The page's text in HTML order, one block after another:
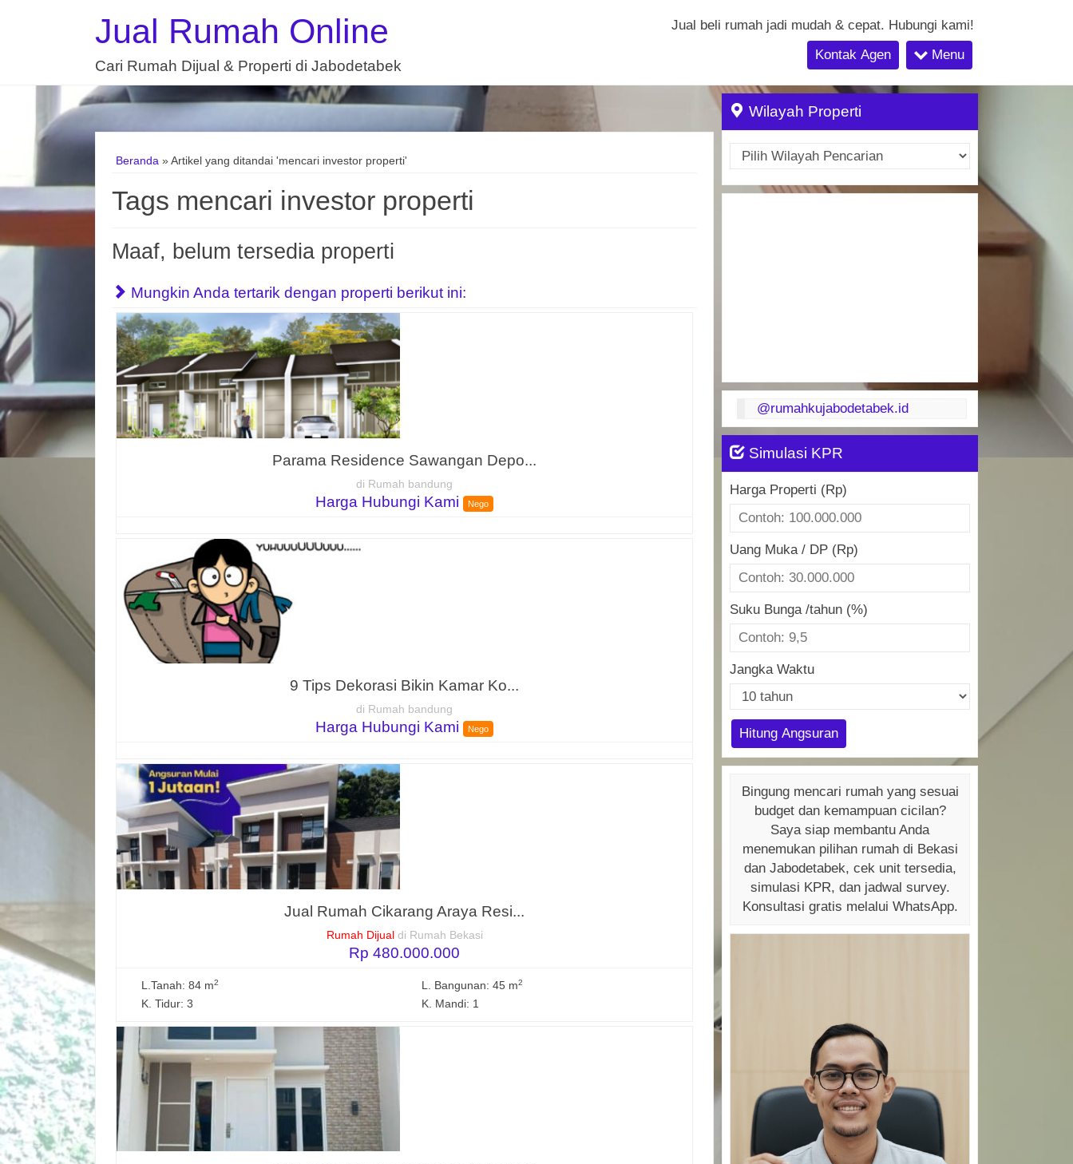
Jual Rumah Online
Cari Rumah Dijual & Properti di Jabodetabek
Jual beli rumah jadi mudah & cepat. Hubungi kami!
Kontak Agen
Menu
Beranda »Artikel yang ditandai 'mencari investor properti'
Tags mencari investor properti
Maaf, belum tersedia properti
Mungkin Anda tertarik dengan properti berikut ini:
Parama Residence Sawangan Depo...
di Rumah bandung
Harga Hubungi Kami Nego
9 Tips Dekorasi Bikin Kamar Ko...
di Rumah bandung
Harga Hubungi Kami Nego
Jual Rumah Cikarang Araya Resi...
Rumah Dijual di Rumah Bekasi
Rp 480.000.000
L.Tanah: 84 m2 L. Bangunan: 45 m2
K. Tidur: 3 K. Mandi: 1
Wilayah Properti
@rumahkujabodetabek.id
Simulasi KPR
Harga Properti (Rp)
Uang Muka / DP (Rp)
Suku Bunga /tahun (%)
Jangka Waktu
Hitung Angsuran
Bingung mencari rumah yang sesuai
budget dan kemampuan cicilan?
Saya siap membantu Anda
menemukan pilihan rumah di Bekasi
dan Jabodetabek, cek unit tersedia,
simulasi KPR, dan jadwal survey.
Konsultasi gratis melalui WhatsApp.